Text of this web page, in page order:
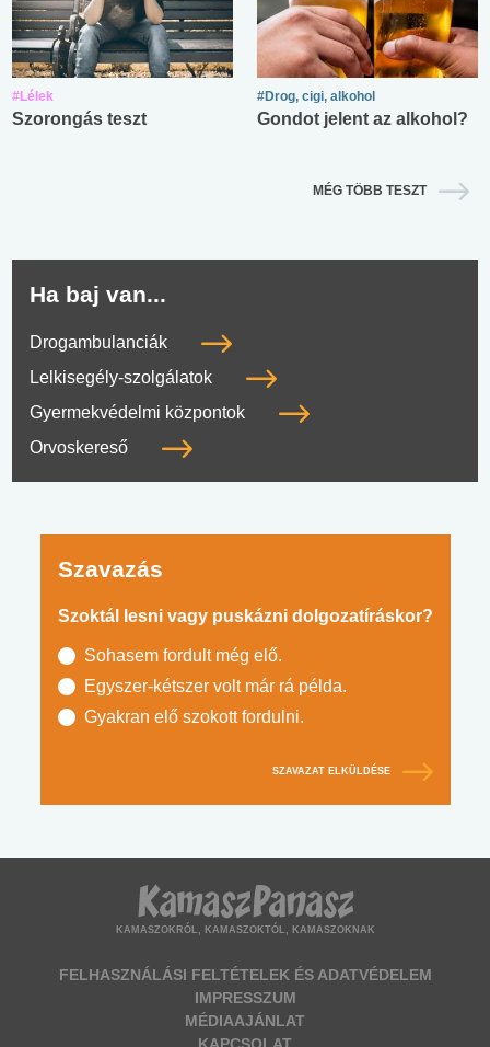
#Lélek
Szorongás teszt
#Drog, cigi, alkohol
Gondot jelent az alkohol?
MÉG TÖBB TESZT
Ha baj van...
Drogambulanciák
Lelkisegély-szolgálatok
Gyermekvédelmi központok
Orvoskereső
Szavazás
Szoktál lesni vagy puskázni dolgozatíráskor?
Sohasem fordult még elő.
Egyszer-kétszer volt már rá példa.
Gyakran elő szokott fordulni.
SZAVAZAT ELKÜLDÉSE
KAMASZOKRÓL, KAMASZOKTÓL, KAMASZOKNAK
FELHASZNÁLÁSI FELTÉTELEK ÉS ADATVÉDELEM
IMPRESSZUM
MÉDIAAJÁNLAT